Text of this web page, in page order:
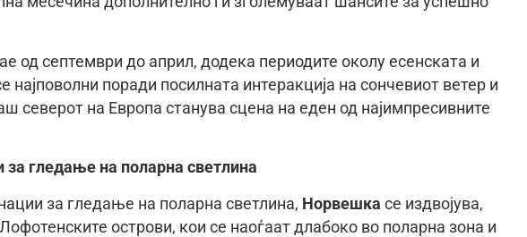
од септември до април, додека периодите околу есенската и
најповолни поради посилната интеракција на сончевиот ветер и
северот на Европа станува сцена на еден од најимпресивните
за гледање на поларна светлина
за гледање на поларна светлина, Норвешка се издвојува,
острови, кои се наоѓаат длабоко во поларна зона и